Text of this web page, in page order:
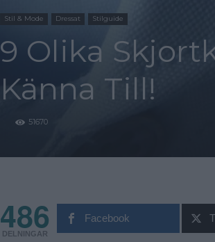
Stil & Mode Dressat Stilguide
9 Olika
Känna Till!
51670
486
DELNINGAR
Facebook